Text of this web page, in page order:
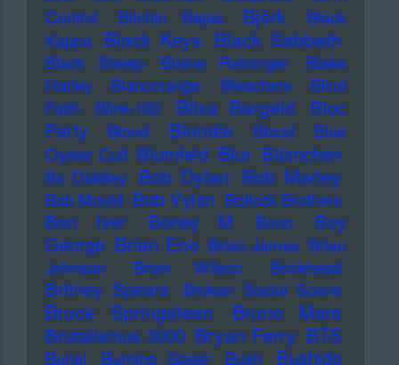
Control
Bitchin Bajas Björk
Black
Kappa Black Keys Black Sabbath
Black Sheep Blaine Reininger
Blake
Harley
Blancmange Bleachers
Blind
Faith
Blink-182 Blixa Bargeld
Bloc
Party
Blond Blondie Blood
Blue
Oyster Cult Blumfeld Blur Blümchen
Bo Diddley Bob Dylan Bob Marley
Bob Mould Bob Vylan Bollock Brothers
Bon Iver Boney M Bono
Boy
George Brian Eno Brian James Brian
Johnson
Brian Wilson Brickhead
Britney Spears Broken Social Scene
Bruce Springsteen Bruno Mars
Brutalismus 3000 Bryan Ferry BTS
Burial Burning Spear Bush Bushido